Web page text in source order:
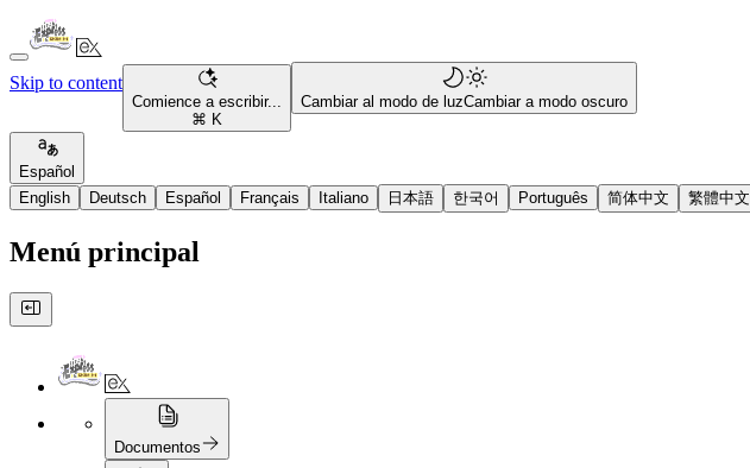
Skip to content
Comience a escribir...
⌘ K
Cambiar al modo de luzCambiar a modo oscuro
Español
English
Deutsch Español Français Italiano 日本語 한국어 Português 简体中文 繁體中文
Menú principal
Documentos